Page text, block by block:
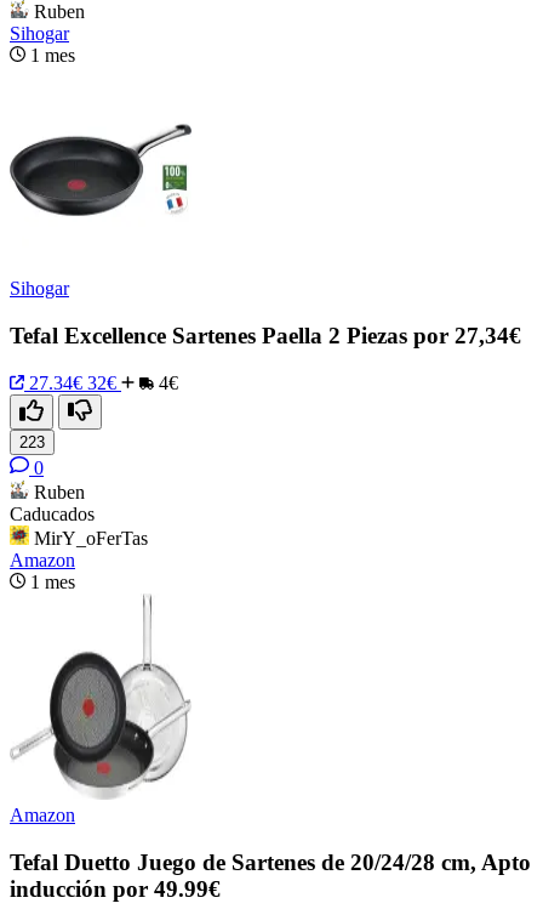
Ruben
Sihogar
1 mes
Sihogar
Tefal Excellence Sartenes Paella 2 Piezas por 27,34€
27.34€ 32€ 4€
223
0
Ruben
Caducados
MirY_oFerTas
Amazon
1 mes
Amazon
Tefal Duetto Juego de Sartenes de 20/24/28 cm, Apto
inducción por 49.99€